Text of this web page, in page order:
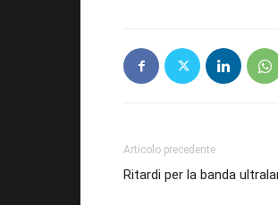
Articolo precedente
Ritardi per la banda